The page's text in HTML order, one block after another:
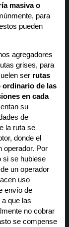
masiva o
para
pueden
agregadores
grises, para
ser rutas
ordinario de las
en cada
su
de
la ruta se
donde el
operador. Por
si se hubiese
un operador
uso
envío de
que las
no cobrar
se compense